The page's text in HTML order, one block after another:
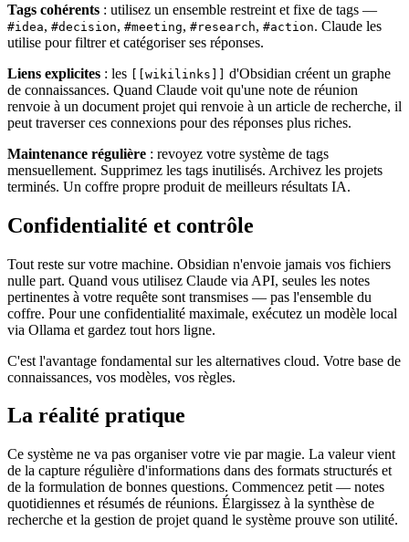
Tags cohérents : utilisez un ensemble restreint et fixe de tags —
#idea, #decision, #meeting, #research, #action. Claude les
utilise pour filtrer et catégoriser ses réponses.
Liens explicites : les [[wikilinks]]
d'Obsidian créent un graphe
de connaissances. Quand Claude voit qu'une note de réunion
renvoie à un document projet qui renvoie à un article de recherche, il
peut traverser ces connexions pour des réponses plus riches.
Maintenance régulière : revoyez votre système de tags
mensuellement. Supprimez les tags inutilisés. Archivez les projets
terminés. Un coffre propre produit de meilleurs résultats IA.
Confidentialité et contrôle
Tout reste sur votre machine. Obsidian n'envoie jamais vos fichiers
nulle part. Quand vous utilisez Claude via API, seules les notes
pertinentes à votre requête sont transmises — pas l'ensemble du
coffre. Pour une confidentialité maximale, exécutez un modèle local
via Ollama et gardez tout hors ligne.
C'est l'avantage fondamental sur les alternatives cloud. Votre base de
connaissances, vos modèles, vos règles.
La réalité pratique
Ce système ne va pas organiser votre vie par magie. La valeur vient
de la capture régulière d'informations dans des formats structurés et
de la formulation de bonnes questions. Commencez petit — notes
quotidiennes et résumés de réunions. Élargissez à la synthèse de
recherche et la gestion de projet quand le système prouve son utilité.